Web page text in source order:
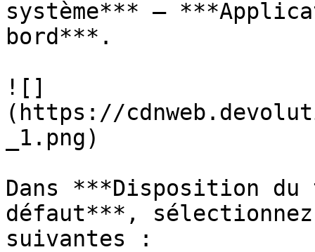
système*** –
bord***.
![]
(https://
_1.png)
Dans ***Disposition du
défaut***,
suivantes :